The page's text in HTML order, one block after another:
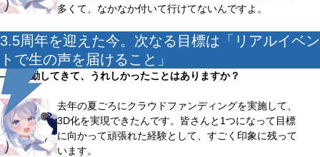
多くて、なかなか付いて行けてないんですよ。
3.5周年を迎えた今。次なる目標は「リアルイベン
トで生の声を届けること」
――活動してきて、うれしかったことはありますか？
去年の夏ごろにクラウドファンディングを実施して、
3D化を実現できたんです。皆さんと1つになって目標
に向かって頑張れた経験として、すごく印象に残って
います。